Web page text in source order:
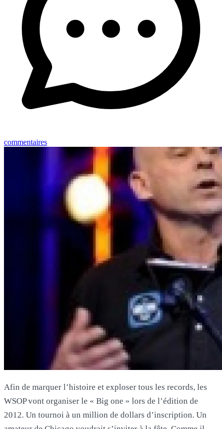
commentaires
Afin de marquer l’histoire et exploser tous les records, les
WSOP vont organiser le « Big one » lors de l’édition de
2012. Un tournoi à un million de dollars d’inscription. Un